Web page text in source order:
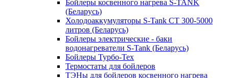
Бойлеры косвенного нагрева S-TANK
(Беларусь)
Холодоаккумуляторы S-Tank СТ 300-5000
литров (Беларусь)
Бойлеры электрические - баки
водонагреватели S-Tank (Беларусь)
Бойлеры Турбо-Тех
Термостаты для бойлеров
ТЭНы для бойлеров косвенного нагрева